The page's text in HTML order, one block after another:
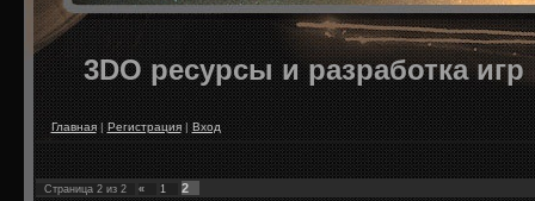
3DO ресурсы и разработка игр
Главная|Регистрация|Вход
Страница 2 из 2 « 1 2